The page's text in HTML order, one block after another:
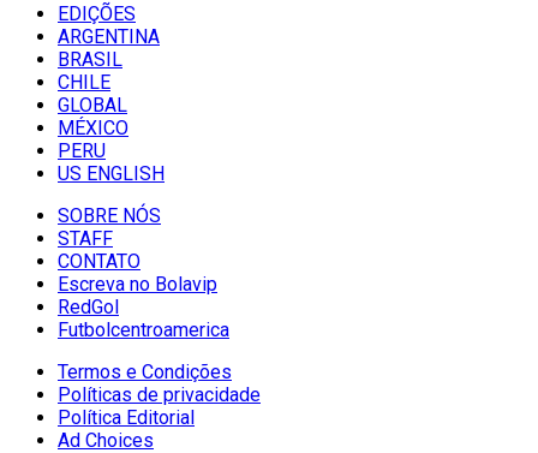
EDIÇÕES
ARGENTINA
BRASIL
CHILE
GLOBAL
MÉXICO
PERU
US ENGLISH
SOBRE NÓS
STAFF
CONTATO
Escreva no Bolavip
RedGol
Futbolcentroamerica
Termos e Condições
Políticas de privacidade
Política Editorial
Ad Choices